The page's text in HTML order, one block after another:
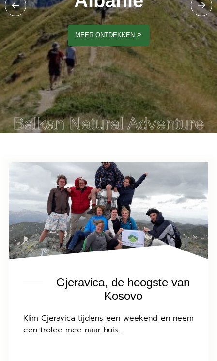
MEER ONTDEKKEN
Balkan Natural Adventure
Gjeravica, de hoogste van
Kosovo
Klim Gjeravica tijdens een weekend en neem
een trofee mee naar huis…